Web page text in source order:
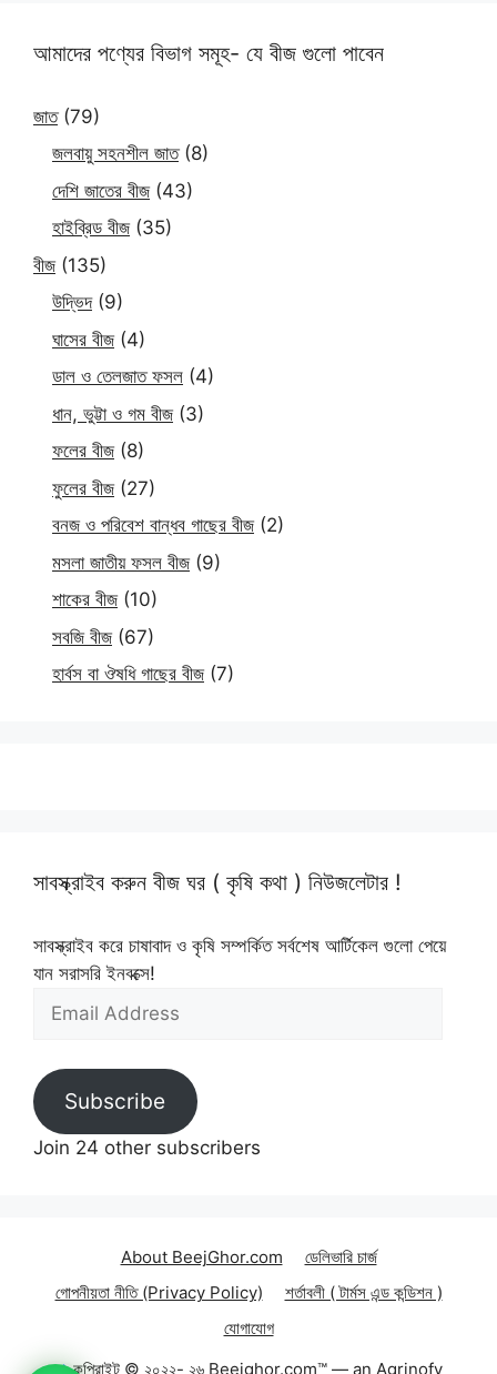
আমাদের পণ্যের বিভাগ সমূহ- যে বীজ গুলো পাবেন
জাত (79)
জলবায়ু সহনশীল জাত (8)
দেশি জাতের বীজ (43)
হাইব্রিড বীজ (35)
বীজ (135)
উদ্ভিদ (9)
ঘাসের বীজ (4)
ডাল ও তেলজাত ফসল (4)
ধান, ভুট্টা ও গম বীজ (3)
ফলের বীজ (8)
ফুলের বীজ (27)
বনজ ও পরিবেশ বান্ধব গাছের বীজ (2)
মসলা জাতীয় ফসল বীজ (9)
শাকের বীজ (10)
সবজি বীজ (67)
হার্বস বা ঔষধি গাছের বীজ (7)
সাবস্ক্রাইব করুন বীজ ঘর ( কৃষি কথা ) নিউজলেটার !
সাবস্ক্রাইব করে চাষাবাদ ও কৃষি সম্পর্কিত সর্বশেষ আর্টিকেল গুলো পেয়ে
যান সরাসরি ইনবক্সে!
Email
Subscribe
Join 24 other subscribers
About BeejGhor.com
ডেলিভারি চার্জ
গোপনীয়তা নীতি (Privacy Policy)
শর্তাবলী ( টার্মস এন্ড কন্ডিশন )
যোগাযোগ
কপিরাইট © ২০২২- ২৬ Beejghor.com™ — an Agrinofy